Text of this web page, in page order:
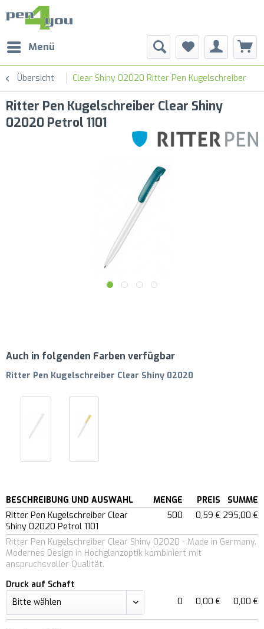
Menü
Übersicht Clear Shiny 02020 Ritter Pen Kugelschreiber
Ritter Pen Kugelschreiber Clear Shiny
02020 Petrol 1101
Auch in folgenden Farben verfügbar
Ritter Pen Kugelschreiber Clear Shiny 02020
BESCHREIBUNG UND AUSWAHL MENGE PREIS
SUMME
Ritter Pen Kugelschreiber Clear
Shiny 02020 Petrol 1101
500 0,59 € 295,00 €
Ritter Pen Kugelschreiber Clear Shiny 02020 - Made in Germany.
Modernes Design in Hochglanzoptik kombiniert mit
anspruchsvoller Qualität.
Druck auf Schaft
0
0,00 € 0,00 €